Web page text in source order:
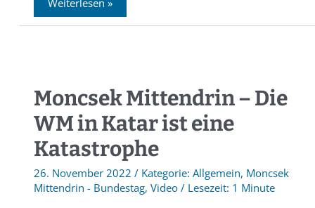
Weiterlesen »
Moncsek Mittendrin – Die
WM in Katar ist eine
Katastrophe
26. November 2022 / Allgemein, Moncsek
Mittendrin - Bundestag, Video/
1 Minute